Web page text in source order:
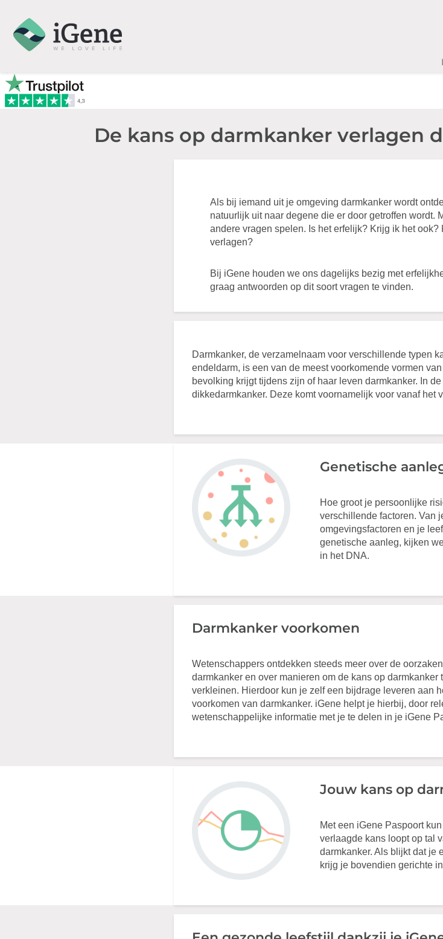
De kans op darmkanker verlagen
Als bij iemand uit je omgeving darmkanker wordt
natuurlijk uit naar degene die er door getroffen wordt.
andere vragen spelen. Is het erfelijk? Krijg ik het
verlagen?
Bij iGene houden we ons dagelijks bezig met
graag antwoorden op dit soort vragen te vinden.
Darmkanker, de verzamelnaam voor verschillende typen
endeldarm, is een van de meest voorkomende vormen
bevolking krijgt tijdens zijn of haar leven darmkanker. In
dikkedarmkanker. Deze komt voornamelijk voor vanaf het
Genetische
Hoe groot je persoonlijke
verschillende factoren. Van
omgevingsfactoren en je
genetische aanleg, kijken
in het DNA.
Darmkanker voorkomen
Wetenschappers ontdekken steeds meer over de
darmkanker en over manieren om de kans op darmkanker
verkleinen. Hierdoor kun je zelf een bijdrage leveren aan
voorkomen van darmkanker. iGene helpt je hierbij, door
wetenschappelijke informatie met je te delen in je iGene
Jouw kans op
Met een iGene Paspoort
verlaagde kans loopt op tal
darmkanker. Als blijkt dat je
krijg je bovendien gerichte